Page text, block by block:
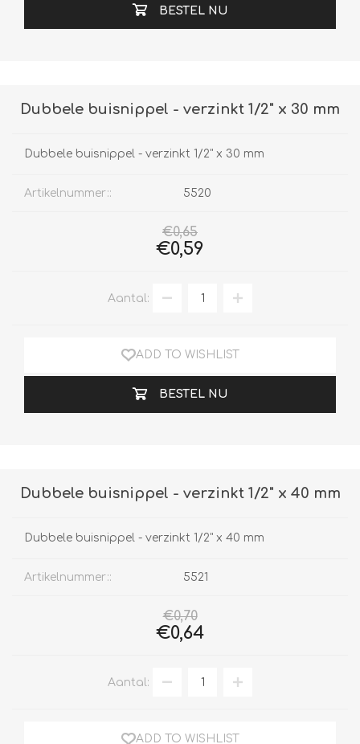
BESTEL NU
Dubbele buisnippel - verzinkt 1/2" x 30 mm
Dubbele buisnippel - verzinkt 1/2" x 30 mm
Artikelnummer:: 5520
€0,65
€0,59
Aantal:
ADD TO WISHLIST
BESTEL NU
Dubbele buisnippel - verzinkt 1/2" x 40 mm
Dubbele buisnippel - verzinkt 1/2" x 40 mm
Artikelnummer:: 5521
€0,70
€0,64
Aantal:
ADD TO WISHLIST